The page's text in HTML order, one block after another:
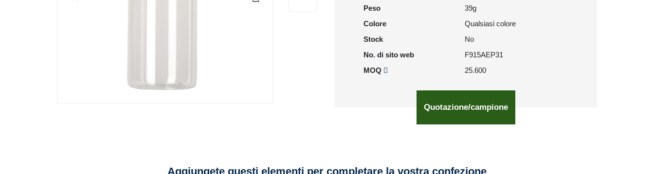
Peso
39g
Colore
Qualsiasi colore
Stock
No
No. di sito web
F915AEP31
MOQ
25.600
Quotazione/campione
Aggiungete questi elementi per completare la vostra confezione